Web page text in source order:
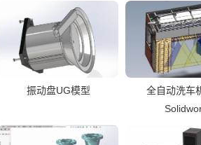
振动盘UG模型
全自动洗车